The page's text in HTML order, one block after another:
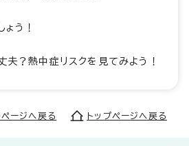
う！
夫？熱中症リスクを見てみよう！
ージへ戻る トップページへ戻る